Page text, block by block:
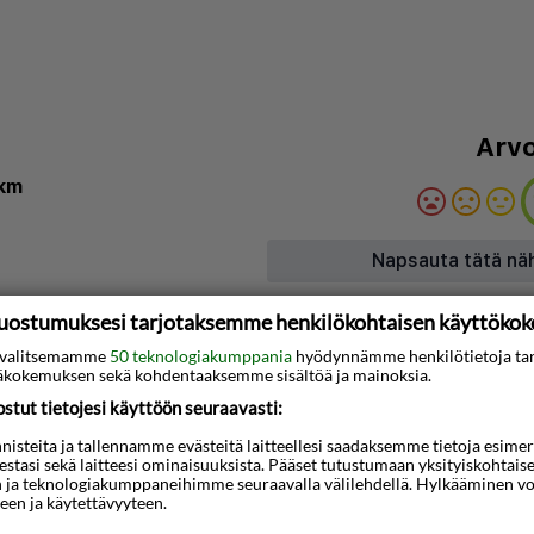
Napsauta tätä
ja Ksamil-
15 minuutin
sijaitsee 0,2 km:n
arkeologinen
Butrintin
Kartta
tarjotaksemme henkilökohtaisen
50 teknologiakumppania hyödynnämme henkilötietoja
sekä kohdentaaksemme sisältöä ja mainoksia.
tietojesi käyttöön seuraavasti:
ja tallennamme evästeitä laitteellesi saadaksemme tietoja
sekä laitteesi ominaisuuksista. Pääset tutustumaan
teknologiakumppaneihimme seuraavalla välilehdellä. Hylkääminen
ja käytettävyyteen.